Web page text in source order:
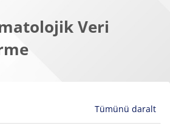
Veri
Tümünü daralt